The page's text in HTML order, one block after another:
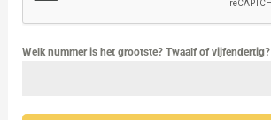
Welk nummer is het grootste? Twaalf of vijfendertig?